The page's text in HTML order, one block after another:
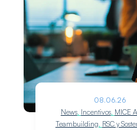
08.06.26
News, Incentivos, MICE
Teambuilding RSC y